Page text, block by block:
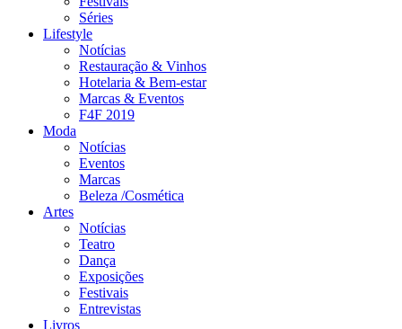
Séries
Lifestyle
Notícias
Restauração & Vinhos
Hotelaria & Bem-estar
Marcas & Eventos
F4F 2019
Moda
Notícias
Eventos
Marcas
Beleza /Cosmética
Artes
Notícias
Teatro
Dança
Exposições
Festivais
Entrevistas
Livros